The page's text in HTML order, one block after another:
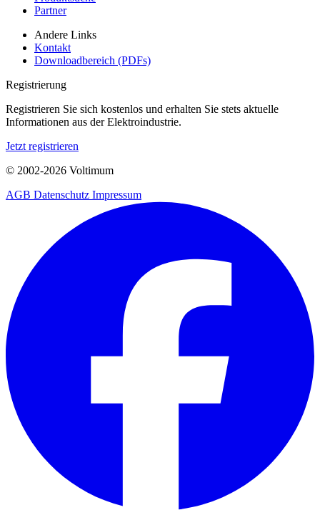
Partner
Andere Links
Kontakt
Downloadbereich (PDFs)
Registrierung
Registrieren Sie sich kostenlos und erhalten Sie stets aktuelle
Informationen aus der Elektroindustrie.
Jetzt registrieren
© 2002-2026 Voltimum
AGB Datenschutz Impressum